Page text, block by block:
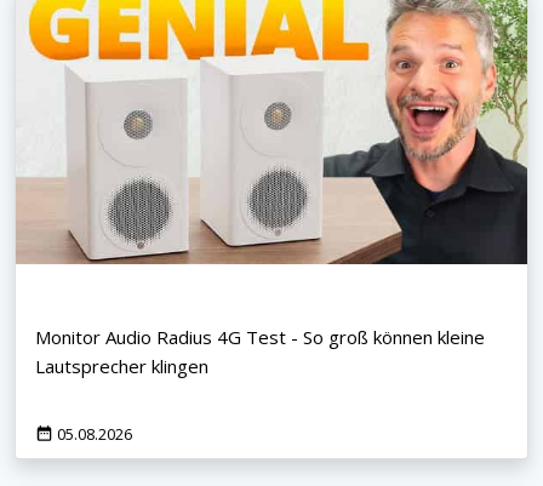
Monitor Audio Radius 4G Test - So groß können kleine
Lautsprecher klingen
05.08.2026